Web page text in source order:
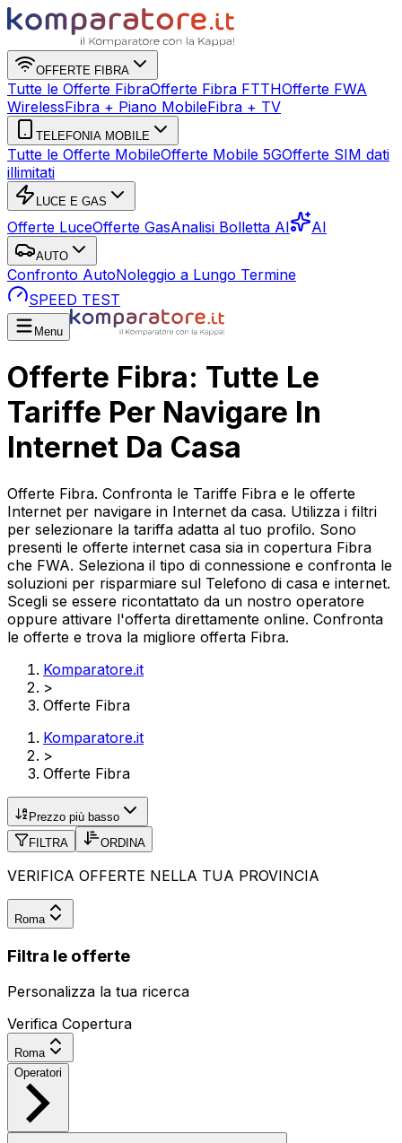
OFFERTE FIBRA
Tutte le Offerte FibraOfferte Fibra FTTHOfferte FWA
WirelessFibra + Piano MobileFibra + TV
TELEFONIA MOBILE
Tutte le Offerte MobileOfferte Mobile 5GOfferte SIM dati
illimitati
LUCE E GAS
Offerte LuceOfferte GasAnalisi Bolletta AI AI
AUTO
Confronto AutoNoleggio a Lungo Termine
SPEED TEST
Menu
Offerte Fibra: Tutte Le
Tariffe Per Navigare In
Internet Da Casa
Offerte Fibra. Confronta le Tariffe Fibra e le offerte
Internet per navigare in Internet da casa. Utilizza i filtri
per selezionare la tariffa adatta al tuo profilo. Sono
presenti le offerte internet casa sia in copertura Fibra
che FWA. Seleziona il tipo di connessione e confronta le
soluzioni per risparmiare sul Telefono di casa e internet.
Scegli se essere ricontattato da un nostro operatore
oppure attivare l'offerta direttamente online. Confronta
le offerte e trova la migliore offerta Fibra.
Komparatore.it
>
Offerte Fibra
Komparatore.it
>
Offerte Fibra
Prezzo più basso
FILTRA
ORDINA
VERIFICA OFFERTE NELLA TUA PROVINCIA
Roma
Filtra le offerte
Personalizza la tua ricerca
Verifica Copertura
Roma
Operatori